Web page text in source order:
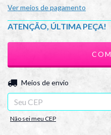
Ver meios de pagamento
ATENÇÃO, ÚLTIMA PEÇA!
Entregas para o CEP:
Meios de envio
Não sei meu CEP